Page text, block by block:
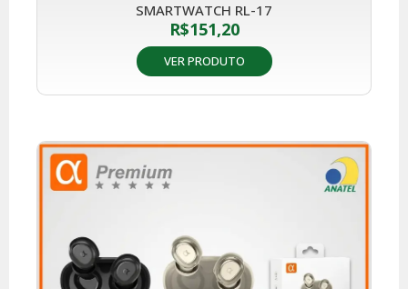
SMARTWATCH RL-17
R$151,20
VER PRODUTO